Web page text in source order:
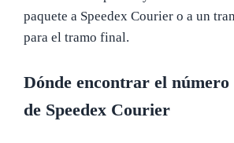
paquete a Speedex Courier o a un
para el tramo final.
Dónde encontrar el número
de Speedex Courier